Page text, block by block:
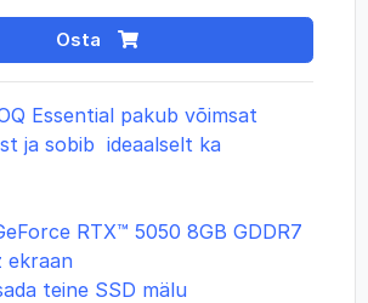
Osta
Essential pakub võimsat
ja sobib ideaalselt ka
RTX™ 5050 8GB GDDR7
ekraan
teine SSD mälu